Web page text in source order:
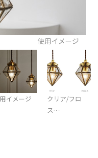
使用イメージ
イメージ
クリア/フロ
ス…